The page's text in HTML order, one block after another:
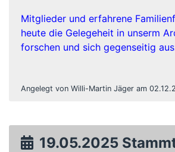
Mitglieder und erfahrene
heute die Gelegeheit in unserm
forschen und sich gegenseitig
Angelegt von Willi-Martin Jäger am
19.05.2025